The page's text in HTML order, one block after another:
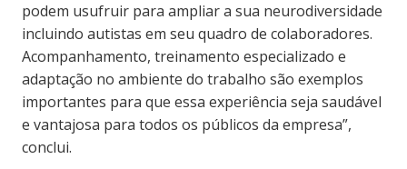
podem usufruir para ampliar a sua neurodiversidade
incluindo autistas em seu quadro de colaboradores.
Acompanhamento, treinamento especializado e
adaptação no ambiente do trabalho são exemplos
importantes para que essa experiência seja saudável
e vantajosa para todos os públicos da empresa”,
conclui.